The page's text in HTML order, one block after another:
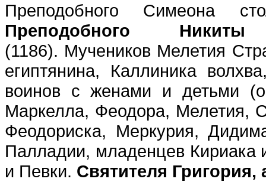
Преподобного Симеона
Преподобного Никиты
(1186). Мучеников Мелетия
египтянина, Каллиника
воинов с женами и детьми
Маркелла, Феодора, Мелетия,
Феодориска, Меркурия,
Палладии, младенцев Кириака
и Певки. Святителя Григория,